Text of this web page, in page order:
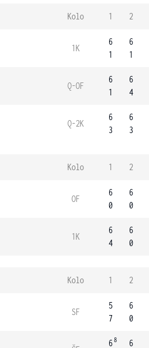
Kolo 1 2
1K
6
1
6
1
Q-OF
6
1
6
4
Q-2K
6
3
6
3
Kolo 1 2
OF
6
0
6
0
1K
6
4
6
0
Kolo 1 2
SF
5
7
6
0
68
6